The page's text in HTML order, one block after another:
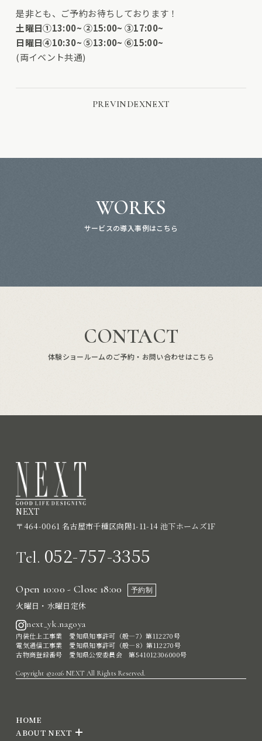
是非とも、ご予約お待ちしております！
土曜日①13:00~ ②15:00~ ③17:00~
日曜日④10:30~ ⑤13:00~ ⑥15:00~
(両イベント共通)
PREVINDEXNEXT
WORKS
サービスの導入事例はこちら
CONTACT
体験ショールームのご予約・お問い合わせはこちら
NEXT
〒464-0061 名古屋市千種区向陽1-11-14 池下ホームズ1F
Tel. 052-757-3355
Open 10:00 - Close 18:00 予約制
火曜日・水曜日定休
next_yk.nagoya
内装仕上工事業 愛知県知事許可（般―7）第112270号
電気通信工事業 愛知県知事許可（般―8）第112270号
古物商登録番号 愛知県公安委員会 第541012306000号
Copyright ©2026 NEXT All Rights Reserved.
HOME
ABOUT NEXT